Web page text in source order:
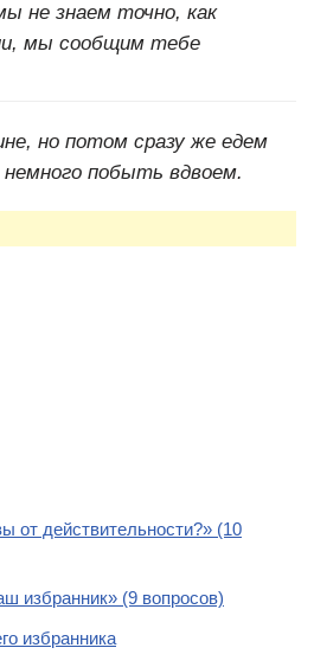
не знаем точно, как
мы сообщим тебе
но потом сразу же едем
побыть вдвоем.
от действительности?» (10
избранник» (9 вопросов)
избранника